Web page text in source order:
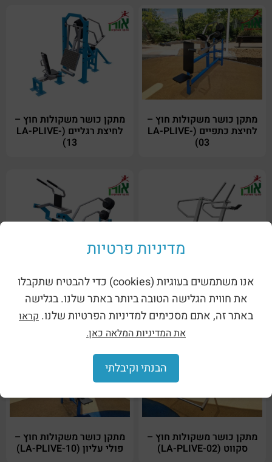
מתקן כושר משקולות חוץ –
לחיצת כתפיים (LA-PLIVE-
03)
מתקן כושר משקולות חוץ –
לחיצת רגליים (LA-PLIVE-
13)
מתקן כושר משקולות חוץ –
מסילת ריצה (LA-1418MILL)
מתקן כושר משקולות חוץ –
ספת בטן (LA-PLIVE-01)
מתקן כושר משקולות חוץ –
סקווט (LA-PLIVE-02)
מתקן כושר משקולות חוץ –
פולי עליון (LA-PLIVE-10)
מדיניות פרטיות
אנו משתמשים בעוגיות (cookies) כדי להבטיח שתקבלו
את חווית הגלישה הטובה ביותר באתר שלנו. בגלישה
באתר זה, אתם מסכימים למדיניות הפרטיות שלנו. קראו
את המדיניות המלאה כאן.
הבנתי וקיבלתי